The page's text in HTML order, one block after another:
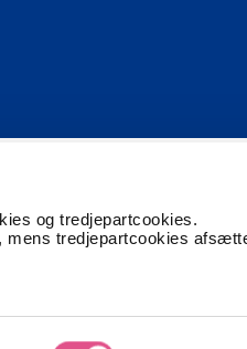
og tredjepartcookies.
tredjepartcookies